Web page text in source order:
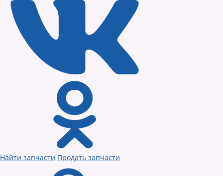
Найти запчасти Продать запчасти